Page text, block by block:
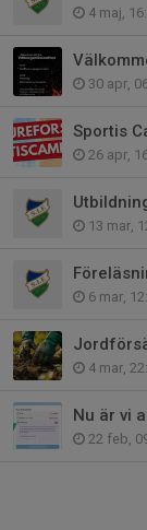
4 maj,
30 apr,
Sportis
26 apr,
13 mar,
6 mar,
4 mar,
Nu är vi
22 feb,